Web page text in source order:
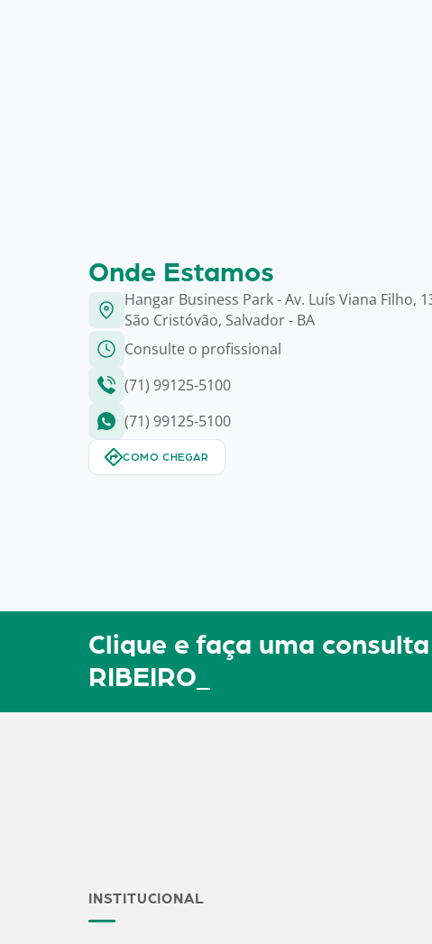
Onde Estamos
Hangar Business Park - Av. Luís Viana Filho,
São Cristóvão, Salvador - BA
Consulte o profissional
(71) 99125-5100
(71) 99125-5100
COMO CHEGAR
Clique e faça uma consulta
RIBEIRO_
INSTITUCIONAL